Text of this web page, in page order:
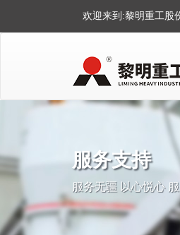
欢迎来到:黎明重工股
服务支持
服务无疆 以心悦心